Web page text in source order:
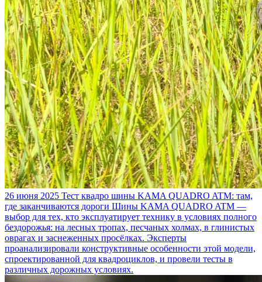
26 июня 2025 Тест квадро шины KAMA QUADRO ATM: там,
где заканчиваются дороги Шины KAMA QUADRO ATM —
выбор для тех, кто эксплуатирует технику в условиях полного
бездорожья: на лесных тропах, песчаных холмах, в глинистых
оврагах и заснеженных просёлках. Эксперты
проанализировали конструктивные особенности этой модели,
спроектированной для квадроциклов, и провели тесты в
различных дорожных условиях.